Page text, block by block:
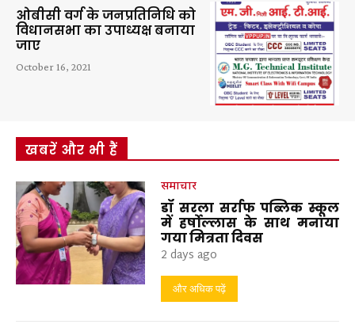
ओबीसी वर्ग के जनप्रतिनिधि को
विधानसभा का उपाध्यक्ष बनाया
जाए
October 16, 2021
खबरें और भी हैं
समाचार
डॉ सरला सर्राफ पब्लिक स्कूल
में हर्षोल्लास के साथ मनाया
गया मित्रता दिवस
2 days ago
और अधिक पढ़ें